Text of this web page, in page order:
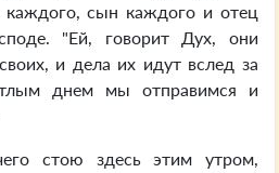
сын каждого и отец
"Ей, говорит Дух, они
и дела их идут вслед за
днем мы отправимся и
стою здесь этим утром,